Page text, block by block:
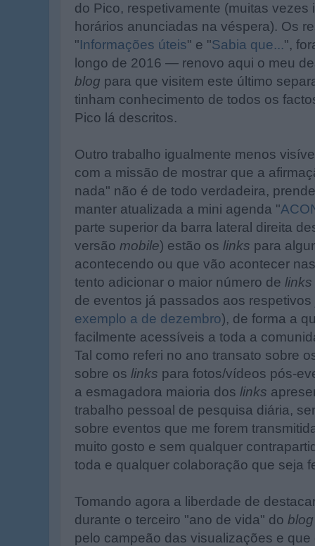
do Pico, respetivamente (muitas
horários anunciadas na véspera). Os
"Informações úteis" e "Sabia que...",
longo de 2016 — renovo aqui o meu
blog para que visitem este último
tinham conhecimento de todos os
Pico lá descritos.
Outro trabalho igualmente menos
com a missão de mostrar que a
nada" não é de todo verdadeira,
manter atualizada a mini agenda "
parte superior da barra lateral direita
versão mobile) estão os links para
acontecendo ou que vão acontecer
tento adicionar o maior número de links
de eventos já passados aos respetivos
exemplo a de dezembro), de forma a
facilmente acessíveis a toda a
Tal como referi no ano transato sobre
sobre os links para fotos/vídeos pós-
a esmagadora maioria dos links
trabalho pessoal de pesquisa diária,
sobre eventos que me forem
muito gosto e sem qualquer
toda e qualquer colaboração que seja
Tomando agora a liberdade de
durante o terceiro "ano de vida" do blog
pelo campeão das visualizações e